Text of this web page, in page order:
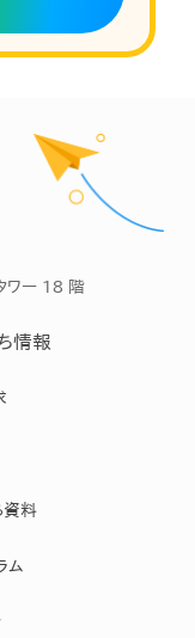
ワー 18 階
情報
資料
ム